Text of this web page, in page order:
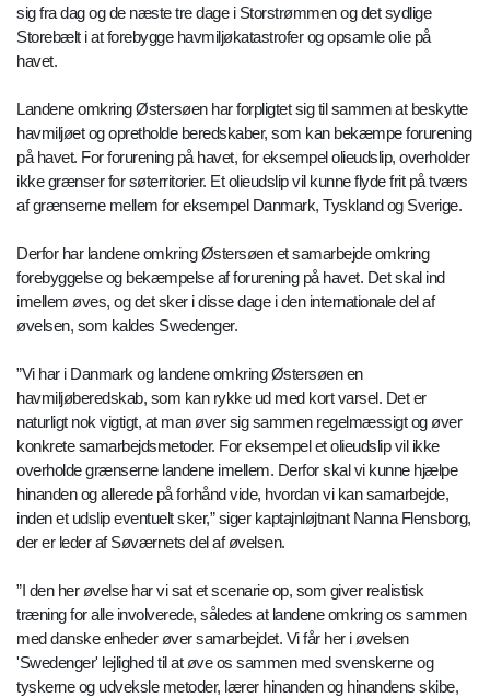
sig fra dag og de næste tre dage i Storstrømmen og det sydlige
Storebælt i at forebygge havmiljøkatastrofer og opsamle olie på
havet.
Landene omkring Østersøen har forpligtet sig til sammen at beskytte
havmiljøet og opretholde beredskaber, som kan bekæmpe forurening
på havet. For forurening på havet, for eksempel olieudslip, overholder
ikke grænser for søterritorier. Et olieudslip vil kunne flyde frit på tværs
af grænserne mellem for eksempel Danmark, Tyskland og Sverige.
Derfor har landene omkring Østersøen et samarbejde omkring
forebyggelse og bekæmpelse af forurening på havet. Det skal ind
imellem øves, og det sker i disse dage i den internationale del af
øvelsen, som kaldes Swedenger.
”Vi har i Danmark og landene omkring Østersøen en
havmiljøberedskab, som kan rykke ud med kort varsel. Det er
naturligt nok vigtigt, at man øver sig sammen regelmæssigt og øver
konkrete samarbejdsmetoder. For eksempel et olieudslip vil ikke
overholde grænserne landene imellem. Derfor skal vi kunne hjælpe
hinanden og allerede på forhånd vide, hvordan vi kan samarbejde,
inden et udslip eventuelt sker,” siger kaptajnløjtnant Nanna Flensborg,
der er leder af Søværnets del af øvelsen.
”I den her øvelse har vi sat et scenarie op, som giver realistisk
træning for alle involverede, således at landene omkring os sammen
med danske enheder øver samarbejdet. Vi får her i øvelsen
'Swedenger' lejlighed til at øve os sammen med svenskerne og
tyskerne og udveksle metoder, lærer hinanden og hinandens skibe,